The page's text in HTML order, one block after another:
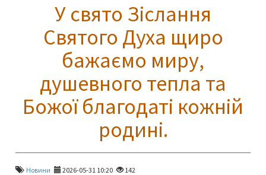
У свято Зіслання
Святого Духа щиро
бажаємо миру,
душевного тепла та
Божої благодаті кожній
родині.
Новини 2026-05-31 10:20 142